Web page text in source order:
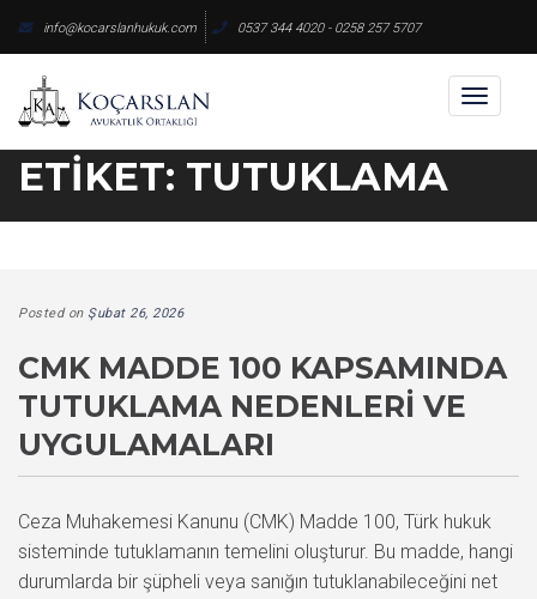
content
info@kocarslanhukuk.com 0537 344 4020 - 0258 257 5707
Toggle
ETIKET: TUTUKLAMA
Posted on Şubat 26, 2026
CMK MADDE 100 KAPSAMINDA
TUTUKLAMA NEDENLERI VE
UYGULAMALARI
Ceza Muhakemesi Kanunu (CMK) Madde 100, Türk hukuk
sisteminde tutuklamanın temelini oluşturur. Bu madde, hangi
durumlarda bir şüpheli veya sanığın tutuklanabileceğini net